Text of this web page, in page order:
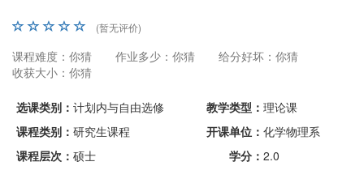
(暂无评价)
课程难度：你猜 作业多少：你猜
给分好坏：你猜
收获大小：你猜
选课类别： 计划内与自由选修 教学类型： 理论课
课程类别： 研究生课程 开课单位： 化学物理系
课程层次： 硕士 学分： 2.0